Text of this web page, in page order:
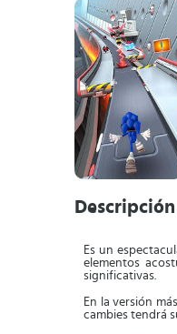
Es un
elementos
significativas.
En la versión
cambies tendrá